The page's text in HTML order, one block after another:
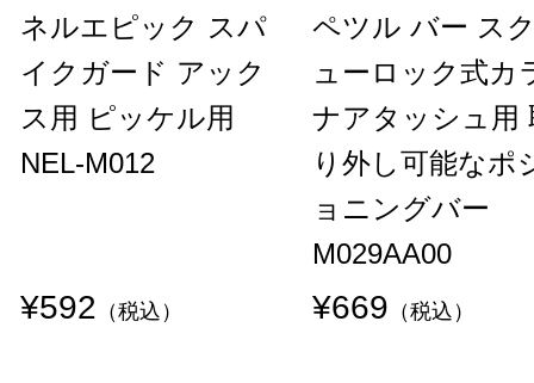
ネルエピック スパ
イクガード アック
ス用 ピッケル用
NEL-M012
¥592 （税込）
ペツル バー ス
ューロック式カ
ナアタッシュ用
り外し可能なポ
ョニングバー
M029AA00
¥669 （税込）